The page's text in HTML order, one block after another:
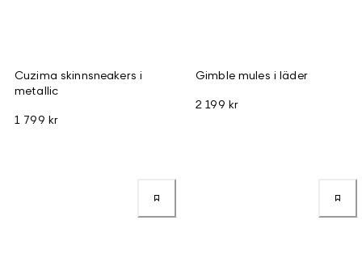
Cuzima skinnsneakers i
metallic
1 799 kr
Gimble mules i läder
2 199 kr